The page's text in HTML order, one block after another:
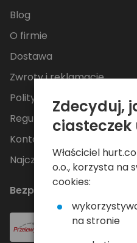
Blog
O firmie
Dostawa
Zwroty i reklamacje
Polityka Prywatności
Regulamin
Kontakt
Najczęściej zadawane
Bezpieczne płatności
Zdecyduj,
ciasteczek
Właściciel
o.o., korzysta na
cookies:
na stronie